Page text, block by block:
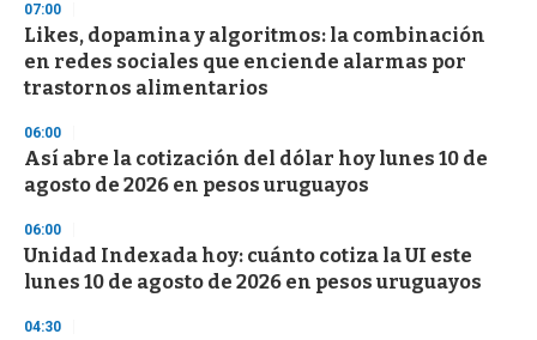
d
s
o
f
3
s
e
c
o
d
s
07:00
Likes, dopamina y algoritmos: la combinación
en redes sociales que enciende alarmas por
trastornos alimentarios
06:00
Así abre la cotización del dólar hoy lunes 10 de
agosto de 2026 en pesos uruguayos
06:00
Unidad Indexada hoy: cuánto cotiza la UI este
lunes 10 de agosto de 2026 en pesos uruguayos
04:30